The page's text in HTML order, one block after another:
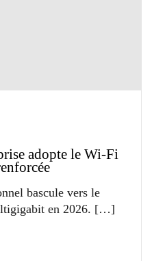
adopte le Wi-Fi
bascule vers le
en 2026.